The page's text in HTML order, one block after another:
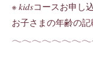
※ 𝑘𝑖𝑑𝑠コースお申し
お子さまの年齢の